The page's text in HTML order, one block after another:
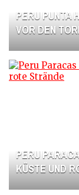
PERU PUNTA
VOR DEN
PERU
KÜSTE UND